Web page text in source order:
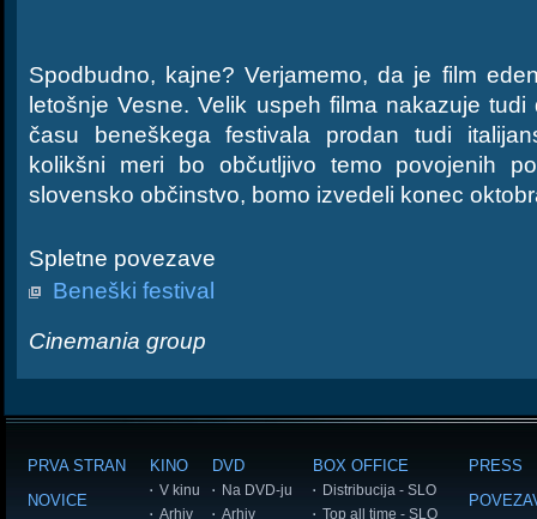
Spodbudno, kajne? Verjamemo, da je film
letošnje Vesne. Velik uspeh filma nakazuje
času beneškega festivala prodan tudi
kolikšni meri bo občutljivo temo povojenih
slovensko občinstvo, bomo izvedeli konec
Spletne povezave
Beneški festival
Cinemania group
PRVA STRAN
NOVICE
KINO
V kinu
Arhiv
DVD
Na DVD-ju
Arhiv
BOX OFFICE
Distribucija - SLO
Top all time - SLO
PRESS